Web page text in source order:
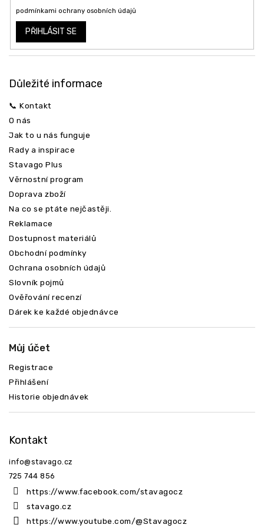
podmínkami ochrany osobních údajů
PŘIHLÁSIT SE
Důležité informace
📞 Kontakt
O nás
Jak to u nás funguje
Rady a inspirace
Stavago Plus
Věrnostní program
Doprava zboží
Na co se ptáte nejčastěji.
Reklamace
Dostupnost materiálů
Obchodní podmínky
Ochrana osobních údajů
Slovník pojmů
Ověřování recenzí
Dárek ke každé objednávce
Můj účet
Registrace
Přihlášení
Historie objednávek
Kontakt
info@stavago.cz
725 744 856
https://www.facebook.com/stavagocz
stavago.cz
https://www.youtube.com/@Stavagocz